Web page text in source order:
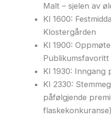
Malt – sjelen av
Kl 1600:
Klostergården
Kl 1900:
Publikumsfavoritt
Kl 1930: Inngang
Kl 2330:
påfølgjende
flaskekonkuranse)